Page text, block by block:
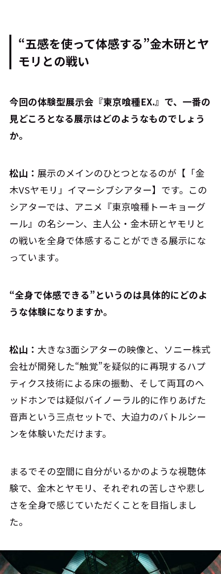
“五感を使って体感する”金木研とヤ
モリとの戦い
――今回の体験型展示会『東京喰種EX.』で、一番の
見どころとなる展示はどのようなものでしょう
か。
松山： 展示のメインのひとつとなるのが【「金
木VSヤモリ」イマーシブシアター】です。この
シアターでは、アニメ『東京喰種トーキョーグ
ール』の名シーン、主人公・金木研とヤモリと
の戦いを全身で体感することができる展示にな
っています。
――“全身で体感できる”というのは具体的にどのよ
うな体験になりますか。
松山： 大きな3面シアターの映像と、ソニー株式
会社が開発した“触覚”を疑似的に再現するハプ
ティクス技術による床の振動、そして両耳のヘ
ッドホンでは疑似バイノーラル的に作りあげた
音声という三点セットで、大迫力のバトルシー
ンを体験いただけます。
まるでその空間に自分がいるかのような視聴体
験で、金木とヤモリ、それぞれの苦しさや悲し
さを全身で感じていただくことを目指しまし
た。